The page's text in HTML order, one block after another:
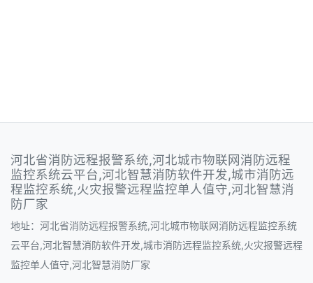
河北省消防远程报警系统,河北城市物联网消防远程
监控系统云平台,河北智慧消防软件开发,城市消防远
程监控系统,火灾报警远程监控单人值守,河北智慧消
防厂家
地址：河北省消防远程报警系统,河北城市物联网消防远程监控系统
云平台,河北智慧消防软件开发,城市消防远程监控系统,火灾报警远程
监控单人值守,河北智慧消防厂家